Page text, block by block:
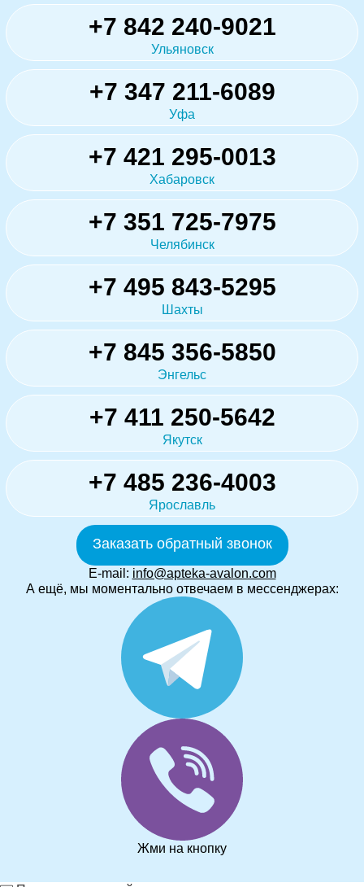
+7 842 240-9021
Ульяновск
+7 347 211-6089
Уфа
+7 421 295-0013
Хабаровск
+7 351 725-7975
Челябинск
+7 495 843-5295
Шахты
+7 845 356-5850
Энгельс
+7 411 250-5642
Якутск
+7 485 236-4003
Ярославль
Заказать обратный звонок
E-mail: info@apteka-avalon.com
А ещё, мы моментально отвечаем в мессенджерах:
Жми на кнопку